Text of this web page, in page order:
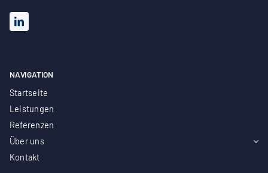
NAVIGATION
Startseite
Leistungen
Referenzen
Über uns
Kontakt